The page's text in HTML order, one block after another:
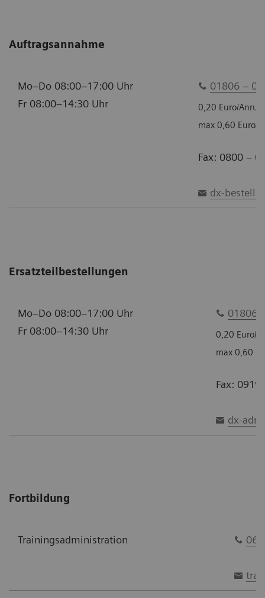
Auftragsannahme
Mo–Do 08:00–17:00 Uhr
Fr 08:00–14:30 Uhr
01806 –
0,20 Euro/Anruf
max 0,60 Euro/
Fax: 0800 –
dx-
Ersatzteilbestellungen
Mo–Do 08:00–17:00 Uhr
Fr 08:00–14:30 Uhr
01806
0,20 Euro/
max 0,60
Fax:
dx-
Fortbildung
Trainingsadministration